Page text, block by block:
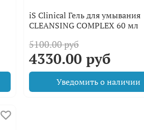
iS Clinical Гель для умывания
CLEANSING COMPLEX 60 мл
5100.00 руб
4330.00 руб
Уведомить о наличии